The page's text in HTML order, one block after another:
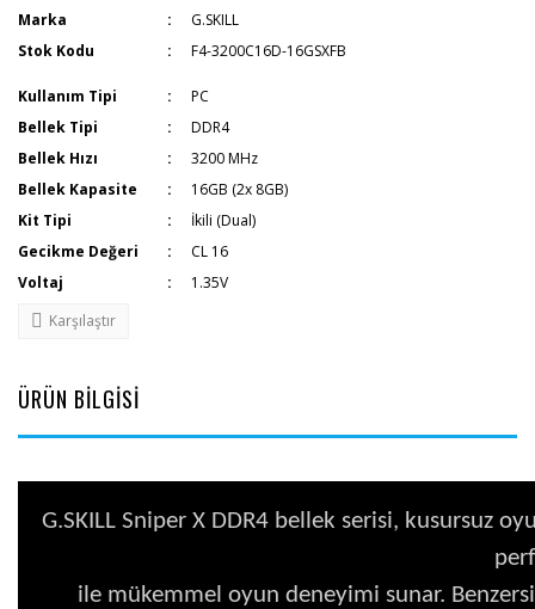
Marka
G.SKILL
Stok Kodu
F4-3200C16D-16GSXFB
Kullanım Tipi
PC
Bellek Tipi
DDR4
Bellek Hızı
3200 MHz
Bellek Kapasite
16GB (2x 8GB)
Kit Tipi
İkili (Dual)
Gecikme Değeri
CL 16
Voltaj
1.35V
Karşılaştır
ÜRÜN BİLGİSİ
G.SKILL Sniper X DDR4 bellek serisi, kusursuz
ile mükemmel oyun deneyimi sunar.